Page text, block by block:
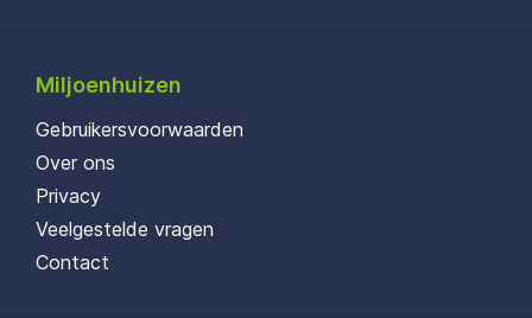
Miljoenhuizen
Gebruikersvoorwaarden
Over ons
Privacy
Veelgestelde vragen
Contact